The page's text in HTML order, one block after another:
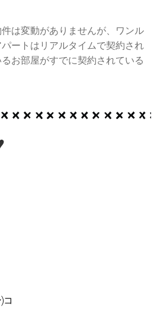
は変動がありませんが、ワンル
ートはリアルタイムで契約され
お部屋がすでに契約されている
コ